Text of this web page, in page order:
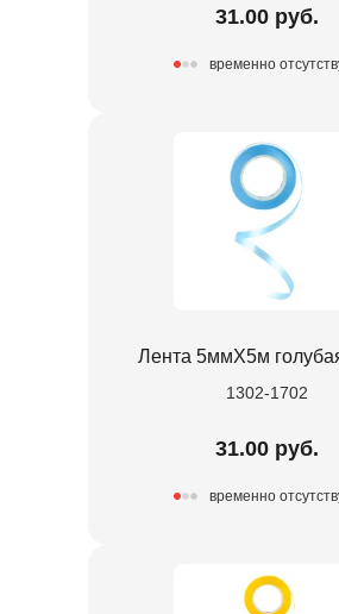
31.00 руб.
временно
Лента 5ммХ5м
1302-1702
31.00 руб.
временно